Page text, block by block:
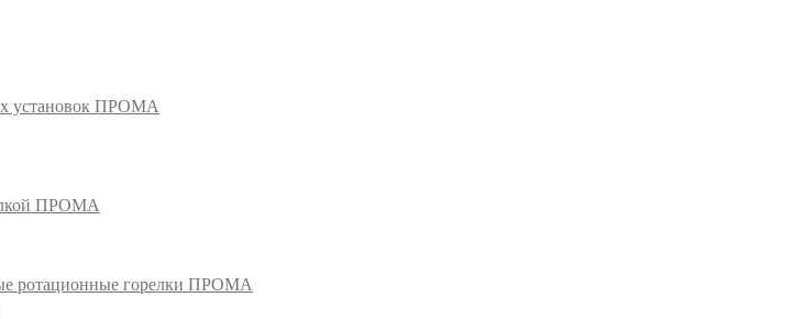
установок ПРОМА
ПРОМА
ротационные горелки ПРОМА